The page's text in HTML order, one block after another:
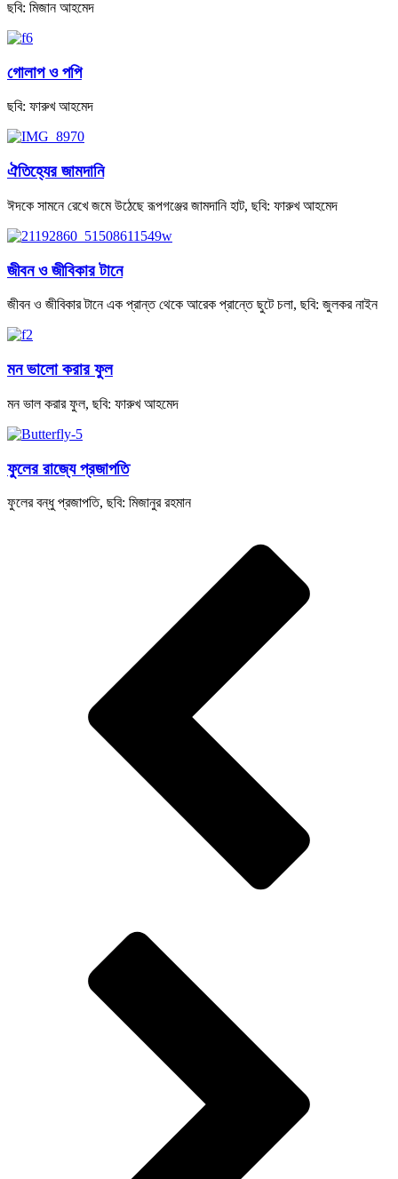
ছবি: মিজান আহমেদ
গোলাপ ও পপি
ছবি: ফারুখ আহমেদ
ঐতিহ্যের জামদানি
ঈদকে সামনে রেখে জমে উঠেছে রূপগঞ্জের জামদানি হাট, ছবি: ফারুখ আহমেদ
জীবন ও জীবিকার টানে
জীবন ও জীবিকার টানে এক প্রান্ত থেকে আরেক প্রান্তে ছুটে চলা, ছবি: জুলকর নাইন
মন ভালো করার ফুল
মন ভাল করার ফুল, ছবি: ফারুখ আহমেদ
ফুলের রাজ্যে প্রজাপতি
ফুলের বন্ধু প্রজাপতি, ছবি: মিজানুর রহমান